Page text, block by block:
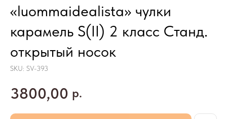
«luommaidealista» чулки
карамель S(II) 2 класс Станд.
открытый носок
SKU: SV-393
3800,00 р.